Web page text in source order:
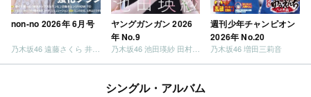
non-no 2026年 6月号
ヤングガンガン 2026
年 No.9
乃木坂46 池田瑛紗 田村真佑
週刊少年チャンピオン
2026年 No.20
乃木坂46 増田三莉音
シングル・アルバム